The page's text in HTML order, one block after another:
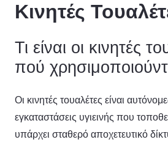
Κινητές
Τι είναι οι κινητές
πού
Οι κινητές τουαλέτες είναι
εγκαταστάσεις υγιεινής που
υπάρχει σταθερό αποχετευτικό